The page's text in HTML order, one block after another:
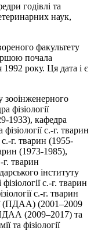
годівлі та
наук,
факультету
почала
року. Ця дата і є
зооінженерного
фізіології
1933), кафедра
с.-г. тварин
с.-г. тварин (1955-
(1973-1985),
г. тварин
інституту
с.-г. тварин
с.-г. тварин
(ПДАА) (2001–2009
ПДАА (2009–2017) та
та фізіології